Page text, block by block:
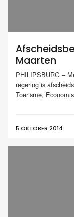
Maarten
PHILIPSBURG –
regering is
Toerisme,
5 OKTOBER 2014